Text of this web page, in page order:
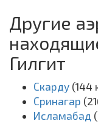
Другие
Гилгит
Скарду (144
Сринагар
Исламабад